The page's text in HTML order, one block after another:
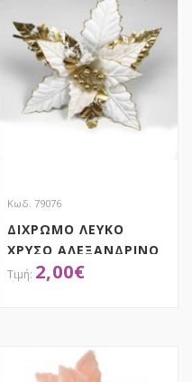
Κωδ. 79076
ΔΙΧΡΩΜΟ ΛΕΥΚΟ
ΧΡΥΣΟ ΑΛΕΞΑΝΔΡΙΝΟ
35ΕΚ2,00€